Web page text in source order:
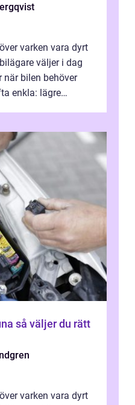
varken vara dyrt
väljer i dag
när bilen behöver
enkla: lägre
rätt
varken vara dyrt